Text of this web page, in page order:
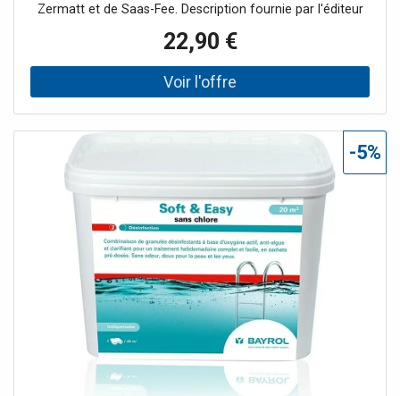
Zermatt et de Saas-Fee. Description fournie par l'éditeur
in the heart of the Swiss Alps. The graded day walks
based around the popular resort towns of Zermatt and
Saas-Fee explore the Mattertal and Saastal valleys and the
network of well-made mountain paths and its lift system.
There are walks here to suit all tastes, from low-level lake
walks or easy strolls up to mountain restaurants, through
to serious mountain outings on steep and rocky trails.
Distance, walking time and difficulty are shown for each
route, and the detailed route description is accompanied
by clear mapping.Dominated by 4000m the giants, the
Matterhorn and Monte Rosa, this is a land of contrasts,
with snow-capped mountains and glaciers above and
meadows and vineyards fringing the valleys below. Good
transport infrastructure and plentiful accommodation
make it a superb area for a walking holiday.
22,90 €
-5%